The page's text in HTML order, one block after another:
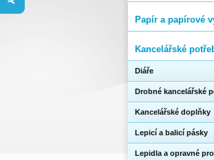
Papír a papírové
Kancelářské
Diáře
Drobné kancelářské
Kancelářské doplňky
Lepicí a balicí pásky
Lepidla a opravné